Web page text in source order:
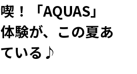
！「AQUAS」
験が、この夏あ
いる♪